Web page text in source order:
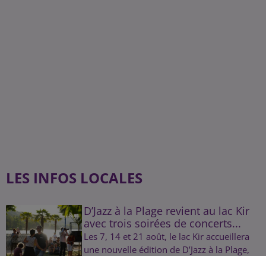
LES INFOS LOCALES
D’Jazz à la Plage revient au lac Kir
avec trois soirées de concerts...
Les 7, 14 et 21 août, le lac Kir accueillera
une nouvelle édition de D’Jazz à la Plage,